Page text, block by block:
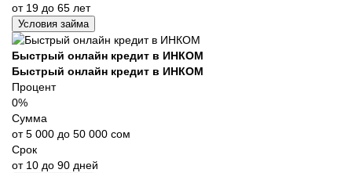
от 19 до 65 лет
Условия займа
Быстрый онлайн кредит в ИНКОМ
Быстрый онлайн кредит в ИНКОМ
Процент
0%
Сумма
от 5 000 до 50 000 сом
Срок
от 10 до 90 дней